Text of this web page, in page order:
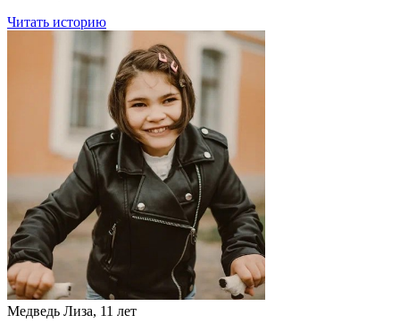
Читать историю
Медведь Лиза, 11 лет